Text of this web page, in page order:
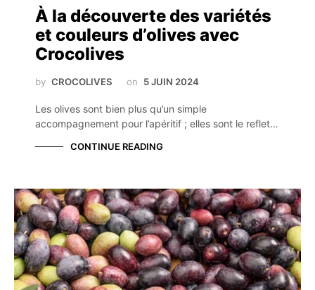
À la découverte des variétés
et couleurs d’olives avec
Crocolives
by CROCOLIVES on 5 JUIN 2024
Les olives sont bien plus qu’un simple
accompagnement pour l’apéritif ; elles sont le reflet…
CONTINUE READING